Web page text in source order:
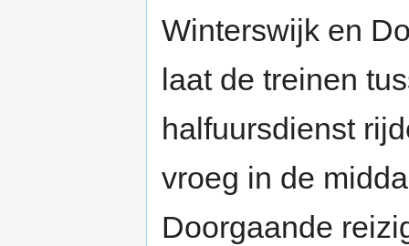
Winterswijk en
laat de treinen
halfuursdienst
vroeg in de
Doorgaande